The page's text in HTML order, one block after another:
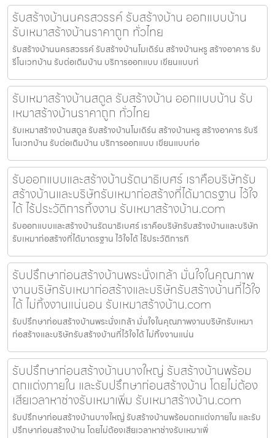
รับสร้างบ้านนครสวรรค์ รับสร้างบ้าน ออกแบบบ้าน
รับเหมาสร้างบ้านราคาถูก ทั่วไทย
รับสร้างบ้านนครสวรรค์ รับสร้างบ้านโมเดิร์น สร้างบ้านหรู สร้างอาคาร รับ
รีโนเวทบ้าน รับต่อเติมบ้าน บริการออกแบบ เขียนแบบก่
รับเหมาสร้างบ้านสตูล รับสร้างบ้าน ออกแบบบ้าน รับ
เหมาสร้างบ้านราคาถูก ทั่วไทย
รับเหมาสร้างบ้านสตูล รับสร้างบ้านโมเดิร์น สร้างบ้านหรู สร้างอาคาร รับรี
โนเวทบ้าน รับต่อเติมบ้าน บริการออกแบบ เขียนแบบก่อ
รับออกแบบและสร้างบ้านรัตนาธิเบศร์ เราคือบริษัทรับ
สร้างบ้านและบริษัทรับเหมาก่อสร้างที่ได้มาตรฐาน ไว้ใจ
ได้ ไร้ประวัติการทิ้งงาน รับเหมาสร้างบ้าน.com
รับออกแบบและสร้างบ้านรัตนาธิเบศร์ เราคือบริษัทรับสร้างบ้านและบริษัท
รับเหมาก่อสร้างที่ได้มาตรฐาน ไว้ใจได้ ไร้ประวัติการทิ
รับปรึกษาก่อนสร้างบ้านพระนั่งเกล้า มั่นใจในคุณภาพ
งานบริษัทรับเหมาก่อสร้างและบริษัทรับสร้างบ้านที่ไว้ใจ
ได้ ไม่ทิ้งงานแน่นอน รับเหมาสร้างบ้าน.com
รับปรึกษาก่อนสร้างบ้านพระนั่งเกล้า มั่นใจในคุณภาพงานบริษัทรับเหมา
ก่อสร้างและบริษัทรับสร้างบ้านที่ไว้ใจได้ ไม่ทิ้งงานแน่น
รับปรึกษาก่อนสร้างบ้านบางใหญ่ รับสร้างบ้านพร้อม
ตกแต่งภายใน และรับปรึกษาก่อนสร้างบ้าน โดยไม่ต้อง
เสียเวลาหาช่างรับเหมาเพิ่ม รับเหมาสร้างบ้าน.com
รับปรึกษาก่อนสร้างบ้านบางใหญ่ รับสร้างบ้านพร้อมตกแต่งภายใน และรับ
ปรึกษาก่อนสร้างบ้าน โดยไม่ต้องเสียเวลาหาช่างรับเหมาเพิ่